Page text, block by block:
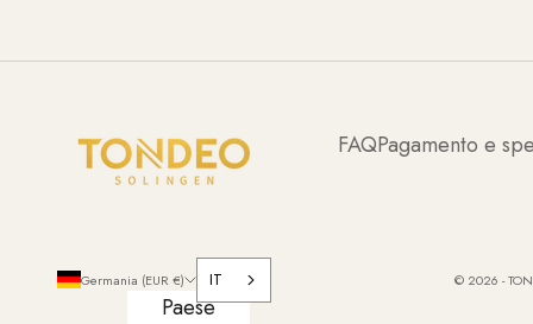
FAQPagamento e
Germania (EUR €)
Paese
IT © 2026 -